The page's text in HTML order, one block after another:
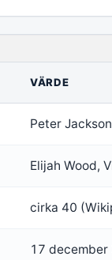
VÄRDE
Peter Jackson
Elijah Wood,
cirka 40
17